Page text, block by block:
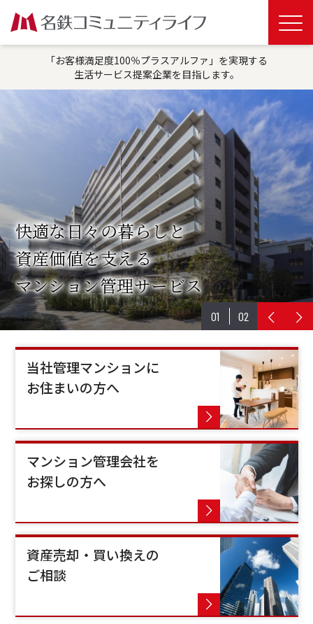
「お客様満足度100％プラスアルファ」を実現する
生活サービス提案企業を目指します。
快適な日々の暮らしと
資産価値を支える
マンション管理サービス
01 02
当社管理マンションに
お住まいの方へ
マンション管理会社を
お探しの方へ
資産売却・買い換えの
ご相談